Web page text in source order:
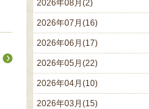
2026年08月(2)
2026年07月(16)
2026年06月(17)
2026年05月(22)
2026年04月(10)
2026年03月(15)